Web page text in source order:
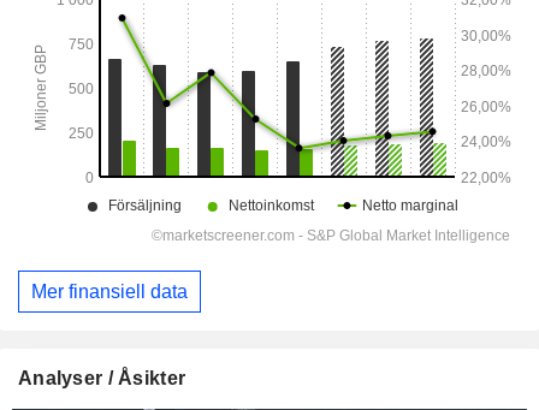
Mer finansiell data
Analyser / Åsikter